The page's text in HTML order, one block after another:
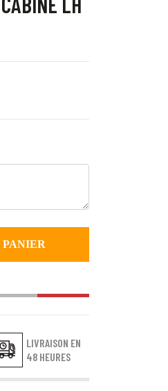
LIVRAISON EN
48 HEURES